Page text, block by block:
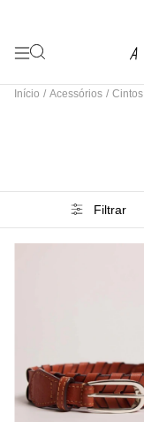
Início / Acessórios / Cintos
Filtrar